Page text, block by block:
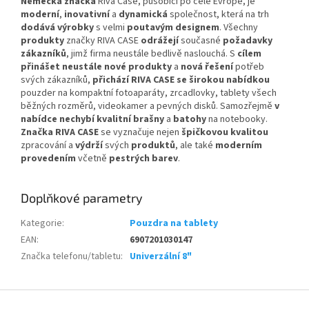
moderní, inovativnía dynamická společnost, která na trh
dodává výrobkys velmi poutavým designem. Všechny
produkty značky RIVA CASE odrážejísoučasné požadavky
zákazníků, jimž firma neustále bedlivě naslouchá. S cílem
přinášet neustále nové produkty a nová řešenípotřeb
svých zákazníků, přichází RIVA CASE se širokou nabídkou
pouzder na kompaktní fotoaparáty, zrcadlovky, tablety všech
běžných rozměrů, videokamer a pevných disků. Samozřejmě v
nabídce nechybí kvalitní brašny a batohyna notebooky.
Značka RIVA CASEse vyznačuje nejen špičkovou kvalitou
zpracování a výdržísvých produktů, ale také moderním
provedením včetně pestrých barev.
Doplňkové parametry
Kategorie:
Pouzdra na tablety
EAN:
6907201030147
Značka telefonu/tabletu: Univerzální 8"